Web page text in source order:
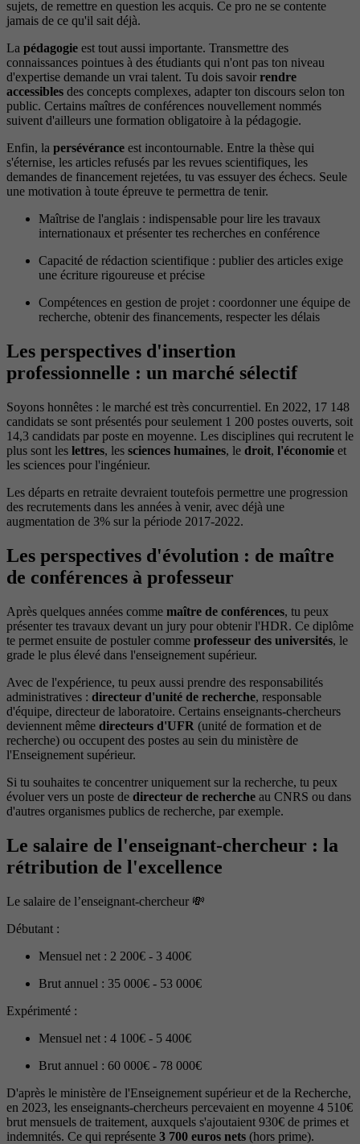
sujets, de remettre en question les acquis. Ce pro ne se contente
jamais de ce qu'il sait déjà.
La pédagogie est tout aussi importante. Transmettre des
connaissances pointues à des étudiants qui n'ont pas ton niveau
d'expertise demande un vrai talent. Tu dois savoir rendre
accessibles des concepts complexes, adapter ton discours selon ton
public. Certains maîtres de conférences nouvellement nommés
suivent d'ailleurs une formation obligatoire à la pédagogie.
Enfin, la persévérance est incontournable. Entre la thèse qui
s'éternise, les articles refusés par les revues scientifiques, les
demandes de financement rejetées, tu vas essuyer des échecs. Seule
une motivation à toute épreuve te permettra de tenir.
Maîtrise de l'anglais : indispensable pour lire les travaux
internationaux et présenter tes recherches en conférence
Capacité de rédaction scientifique : publier des articles exige
une écriture rigoureuse et précise
Compétences en gestion de projet : coordonner une équipe de
recherche, obtenir des financements, respecter les délais
Les perspectives d'insertion
professionnelle : un marché sélectif
Soyons honnêtes : le marché est très concurrentiel. En 2022, 17 148
candidats se sont présentés pour seulement 1 200 postes ouverts, soit
14,3 candidats par poste en moyenne. Les disciplines qui recrutent le
plus sont les lettres, les sciences humaines, le droit, l'économie et
les sciences pour l'ingénieur.
Les départs en retraite devraient toutefois permettre une progression
des recrutements dans les années à venir, avec déjà une
augmentation de 3% sur la période 2017-2022.
Les perspectives d'évolution : de maître
de conférences à professeur
Après quelques années comme maître de conférences, tu peux
présenter tes travaux devant un jury pour obtenir l'HDR. Ce diplôme
te permet ensuite de postuler comme professeur des universités, le
grade le plus élevé dans l'enseignement supérieur.
Avec de l'expérience, tu peux aussi prendre des responsabilités
administratives : directeur d'unité de recherche, responsable
d'équipe, directeur de laboratoire. Certains enseignants-chercheurs
deviennent même directeurs d'UFR (unité de formation et de
recherche) ou occupent des postes au sein du ministère de
l'Enseignement supérieur.
Si tu souhaites te concentrer uniquement sur la recherche, tu peux
évoluer vers un poste de directeur de recherche au CNRS ou dans
d'autres organismes publics de recherche, par exemple.
Le salaire de l'enseignant-chercheur : la
rétribution de l'excellence
Le salaire de l’enseignant-chercheur 💸
Débutant :
Mensuel net : 2 200€ - 3 400€
Brut annuel : 35 000€ - 53 000€
Expérimenté :
Mensuel net : 4 100€ - 5 400€
Brut annuel : 60 000€ - 78 000€
D'après le ministère de l'Enseignement supérieur et de la Recherche,
en 2023, les enseignants-chercheurs percevaient en moyenne 4 510€
brut mensuels de traitement, auxquels s'ajoutaient 930€ de primes et
indemnités. Ce qui représente 3 700 euros nets (hors prime).